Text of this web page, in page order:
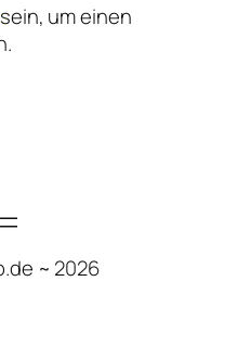
sein, um einen
~ 2026